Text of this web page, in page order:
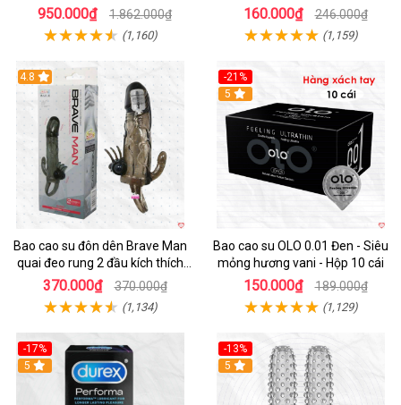
tiện lợi cực đã
950.000₫ 1.862.000₫
(1,160)
giới
160.000₫ 246.000₫
(1,159)
4.8
Bao cao su đôn dên Brave Man
quai đeo rung 2 đầu kích thích
mạnh
370.000₫ 370.000₫
(1,134)
-21%
Hot
5
Bao cao su OLO 0.01 Đen - Siêu
mỏng hương vani - Hộp 10 cái
150.000₫ 189.000₫
(1,129)
-17%
Hot
5
-13%
5